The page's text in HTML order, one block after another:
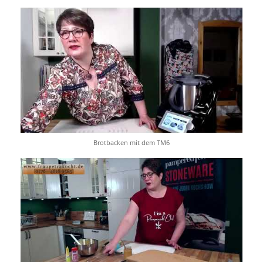
Brotbacken mit dem TM6